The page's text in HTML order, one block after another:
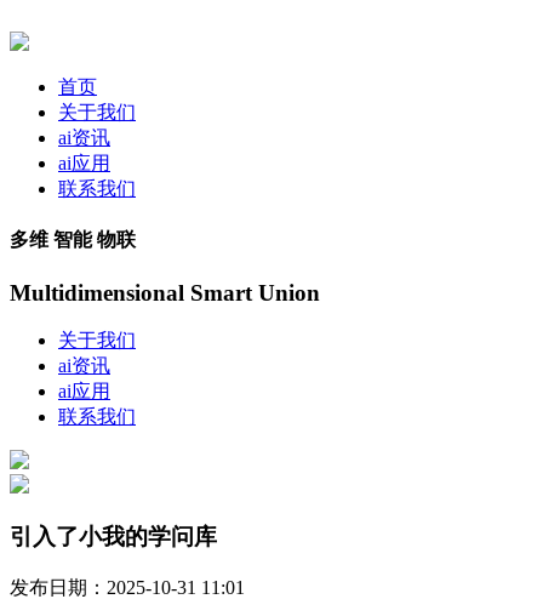
首页
关于我们
ai资讯
ai应用
联系我们
多维 智能 物联
Multidimensional Smart Union
关于我们
ai资讯
ai应用
联系我们
引入了小我的学问库
发布日期：2025-10-31 11:01